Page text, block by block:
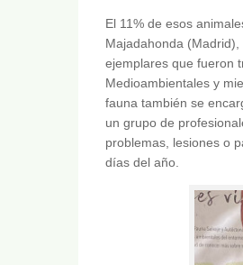
El 11% de esos
Majadahonda
ejemplares que fueron
Medioambientales y
fauna también se
un grupo de
problemas, lesiones o
días del año.